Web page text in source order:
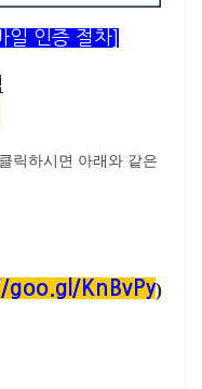
일 인증 절차]
릭하시면 아래와 같은
goo.gl/KnBvPy)